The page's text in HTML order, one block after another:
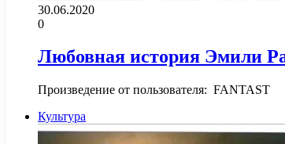
30.06.2020
0
Любовная история Эмили
Произведение от
Культура